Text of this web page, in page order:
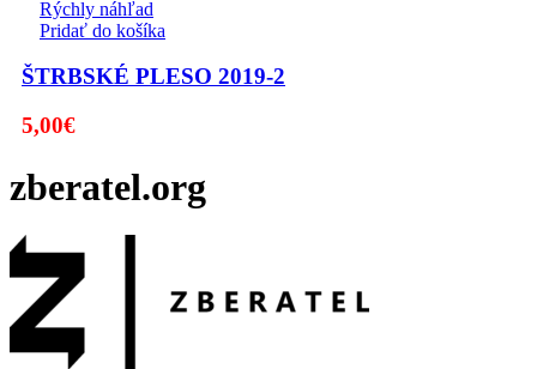
Rýchly náhľad
Pridať do košíka
ŠTRBSKÉ PLESO 2019-2
5,00€
zberatel.org